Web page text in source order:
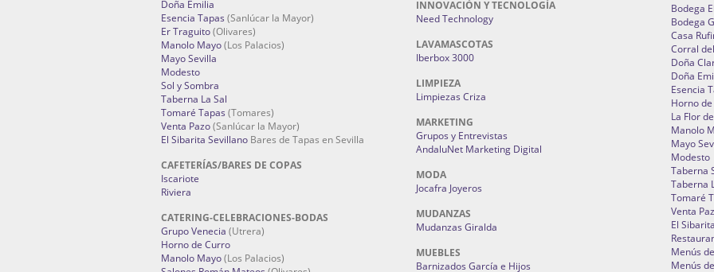
Doña Emilia
Esencia Tapas (Sanlúcar la Mayor)
Er Traguito(Olivares)
Manolo Mayo(Los Palacios)
Mayo Sevilla
Modesto
Sol y Sombra
Taberna La Sal
Tomaré Tapas (Tomares)
Venta Pazo(Sanlúcar la Mayor)
El Sibarita Sevillano Bares de Tapas en Sevilla
CAFETERÍAS/BARES DE COPAS
Iscariote
Riviera
CATERING-CELEBRACIONES-BODAS
Grupo Venecia (Utrera)
Horno de Curro
Manolo Mayo(Los Palacios)
INNOVACIÓN Y TECNOLOGÍA
Need Technology
LAVAMASCOTAS
Iberbox 3000
LIMPIEZA
Limpiezas Criza
MARKETING
Grupos y Entrevistas
AndaluNet Marketing Digital
MODA
Jocafra Joyeros
MUDANZAS
Mudanzas Giralda
MUEBLES
Barnizados García e Hijos
Bodega
Bodega
Casa
Corral
Doña
Doña
Esencia
Horno
La Flor
Manolo
Mayo
Modesto
Taberna
Taberna
Tomaré
Venta
El
Menús
Menús